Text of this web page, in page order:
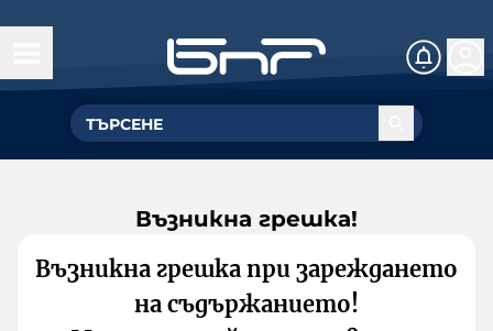
Възникна грешка!
Възникна грешка при зареждането
на съдържанието!